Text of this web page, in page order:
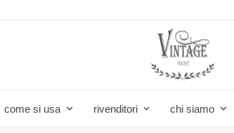
come si usa rivenditori chi siamo